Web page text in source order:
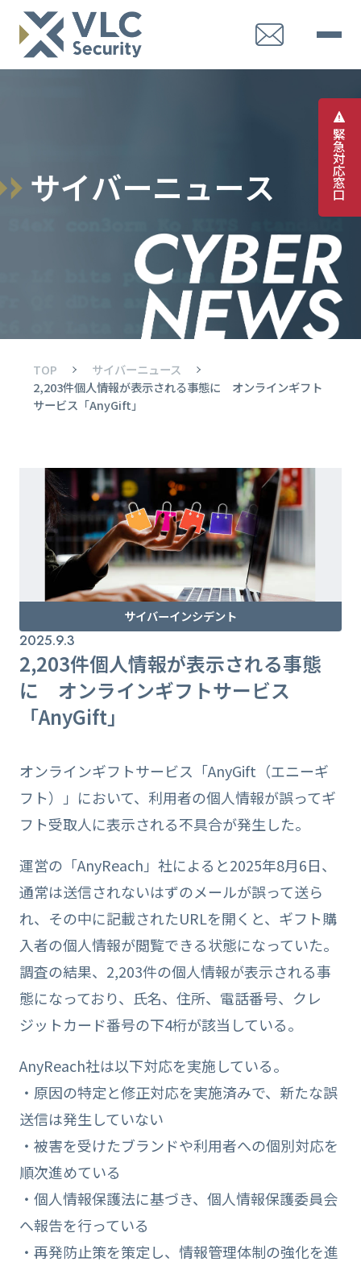
緊
急
対
応
窓
口
サイバーニュース
TOP
サイバーニュース
2,203件個人情報が表示される事態に オンラインギフト
サービス「AnyGift」
サイバーインシデント
2025.9.3
2,203件個人情報が表示される事態
に オンラインギフトサービス
「AnyGift」
オンラインギフトサービス「AnyGift（エニーギ
フト）」において、利用者の個人情報が誤ってギ
フト受取人に表示される不具合が発生した。
運営の「AnyReach」社によると2025年8月6日、
通常は送信されないはずのメールが誤って送ら
れ、その中に記載されたURLを開くと、ギフト購
入者の個人情報が閲覧できる状態になっていた。
調査の結果、2,203件の個人情報が表示される事
態になっており、氏名、住所、電話番号、クレ
ジットカード番号の下4桁が該当している。
AnyReach社は以下対応を実施している。
・原因の特定と修正対応を実施済みで、新たな誤
送信は発生していない
・被害を受けたブランドや利用者への個別対応を
順次進めている
・個人情報保護法に基づき、個人情報保護委員会
へ報告を行っている
・再発防止策を策定し、情報管理体制の強化を進